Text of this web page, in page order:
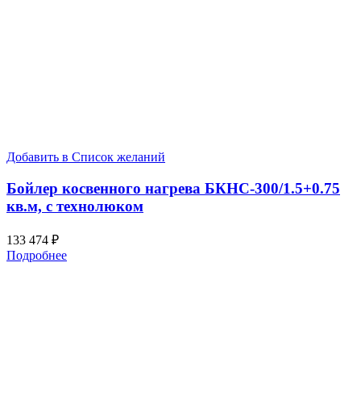
Добавить в Список желаний
Бойлер косвенного нагрева БКНС-300/1.5+0.75
кв.м, с технолюком
133 474 ₽
Подробнее